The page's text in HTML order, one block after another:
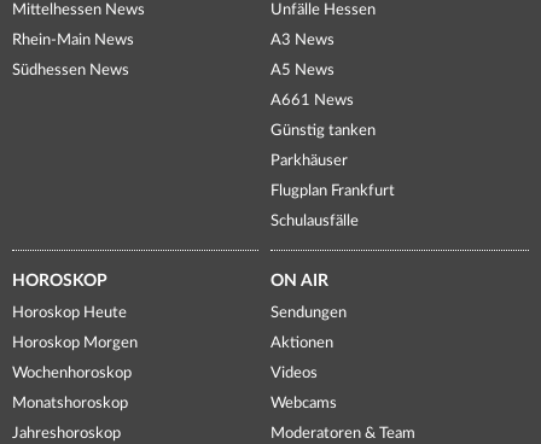
Mittelhessen News
Rhein-Main News
Südhessen News
Unfälle Hessen
A3 News
A5 News
A661 News
Günstig tanken
Parkhäuser
Flugplan Frankfurt
Schulausfälle
HOROSKOP
Horoskop Heute
Horoskop Morgen
Wochenhoroskop
Monatshoroskop
Jahreshoroskop
ON AIR
Sendungen
Aktionen
Videos
Webcams
Moderatoren & Team